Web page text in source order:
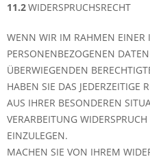
11.2WIDERSPRUCHSRECHT
WENN WIR IM RAHMEN EINER
PERSONENBEZOGENEN
ÜBERWIEGENDEN
HABEN SIE DAS JEDERZEITIGE
AUS IHRER BESONDEREN
VERARBEITUNG
EINZULEGEN.
MACHEN SIE VON IHREM